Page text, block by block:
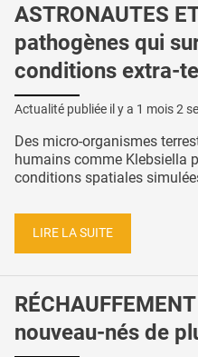
ASTRONAUTES
pathogènes qui
conditions extra-
Actualité publiée il y a 1 mois 2
Des micro-organismes
humains comme Klebsiella
conditions spatiales
LIRE LA SUITE
nouveau-nés de